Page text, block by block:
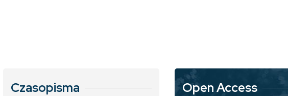
Czasopisma Open Access